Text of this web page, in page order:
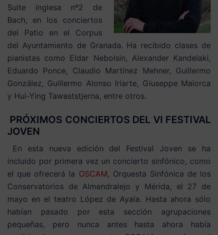
Suite inglesa nº2 de
Bach, en los conciertos
del Patio en el Corpus
del Ayuntamiento de Granada. Ha recibido clases de
pianistas como Eldar Nebolsin, Alexander Kandelaki,
Eduardo Ponce, Claudio Martínez Mehner, Guillermo
González, Guillermo Alonso Iriarte, Giuseppe Maiorca
y Hui-Ying Tawaststjerna, entre otros.
PRÓXIMOS CONCIERTOS DEL VI FESTIVAL
JOVEN
En esta nueva edición del Festival Joven se ha
incluido por primera vez un concierto sinfónico, como
el que ofrecerá la OSCAM, Orquesta Sinfónica de los
Conservatorios de Almendralejo y Mérida, el 27 de
mayo en el teatro López de Ayala. Hasta ahora sólo
habían pasado por esta sección agrupaciones
pequeñas, pero nunca antes hasta ahora había